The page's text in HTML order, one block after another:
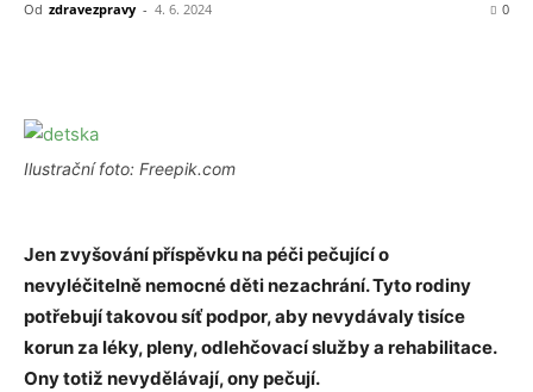
Od zdravezpravy - 4. 6. 2024 0
Ilustrační foto: Freepik.com
Jen zvyšování příspěvku na péči pečující o
nevyléčitelně nemocné děti nezachrání. Tyto rodiny
potřebují takovou síť podpor, aby nevydávaly tisíce
korun za léky, pleny, odlehčovací služby a rehabilitace.
Ony totiž nevydělávají, ony pečují.